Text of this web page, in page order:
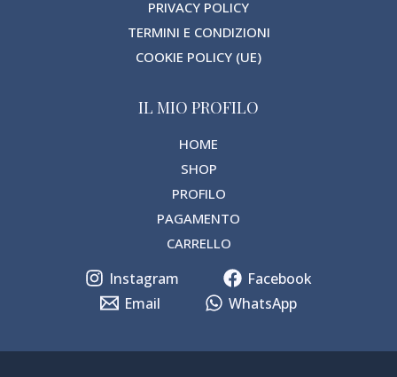
PRIVACY POLICY
TERMINI E CONDIZIONI
COOKIE POLICY (UE)
IL MIO PROFILO
HOME
SHOP
PROFILO
PAGAMENTO
CARRELLO
Instagram
Facebook
Email
WhatsApp